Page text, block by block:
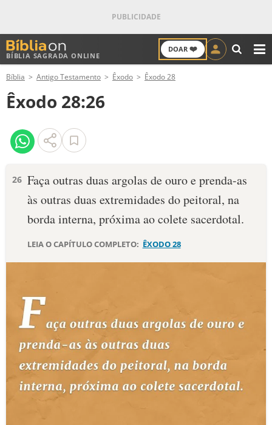
BÍBLIA SAGRADA ONLINE
DOAR ❤️
ANTIGO TESTAMENTO
NOVO TESTAMENTO
VERSÍCULOS
PALAVRA DO DIA
DEVOCIONAL DIÁRIO
10 MANDAMENTOS
ESTUDOS BÍBLICOS
ESBOÇOS DE PREGAÇÃO
TEMAS
Bíblia Antigo Testamento Êxodo Êxodo 28
Êxodo 28:26
26 Faça ou­tras duas argolas de ouro e prenda-as
às outras duas extremidades do peitoral, na
borda interna, próxima ao colete sacerdotal.
LEIA O CAPÍTULO COMPLETO: ÊXODO 28